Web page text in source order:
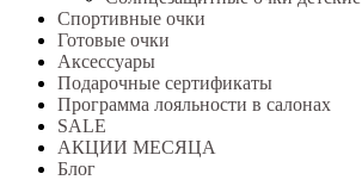
Спортивные очки
Готовые очки
Аксессуары
Подарочные сертификаты
Программа лояльности в салонах
SALE
АКЦИИ МЕСЯЦА
Блог